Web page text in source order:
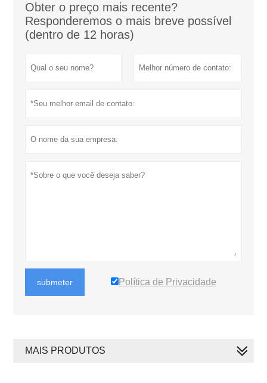
Obter o preço mais recente?
Responderemos o mais breve possível
(dentro de 12 horas)
submeter Política de Privacidade
MAIS PRODUTOS